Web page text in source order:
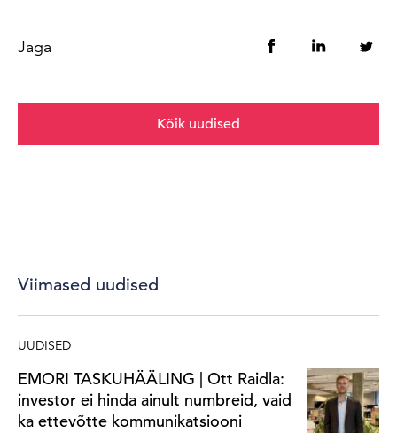
Jaga
Kõik uudised
Viimased uudised
UUDISED
EMORI TASKUHÄÄLING | Ott Raidla:
investor ei hinda ainult numbreid, vaid
ka ettevõtte kommunikatsiooni